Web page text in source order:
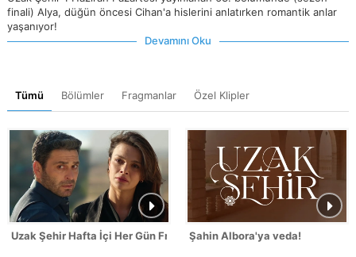
finali) Alya, düğün öncesi Cihan'a hislerini anlatırken romantik anlar
yaşanıyor!
Devamını Oku
Tümü Bölümler Fragmanlar Özel Klipler
Uzak Şehir Hafta İçi Her Gün FragmanıŞahin Albora'ya veda!